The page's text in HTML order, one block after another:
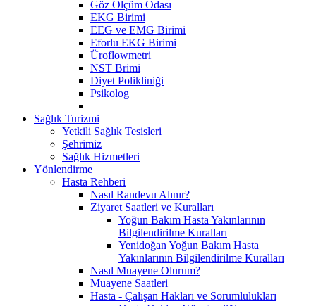
Göz Ölçüm Odası
EKG Birimi
EEG ve EMG Birimi
Eforlu EKG Birimi
Üroflowmetri
NST Brimi
Diyet Polikliniği
Psikolog
Sağlık Turizmi
Yetkili Sağlık Tesisleri
Şehrimiz
Sağlık Hizmetleri
Yönlendirme
Hasta Rehberi
Nasıl Randevu Alınır?
Ziyaret Saatleri ve Kuralları
Yoğun Bakım Hasta Yakınlarının
Bilgilendirilme Kuralları
Yenidoğan Yoğun Bakım Hasta
Yakınlarının Bilgilendirilme Kuralları
Nasıl Muayene Olurum?
Muayene Saatleri
Hasta - Çalışan Hakları ve Sorumlulukları